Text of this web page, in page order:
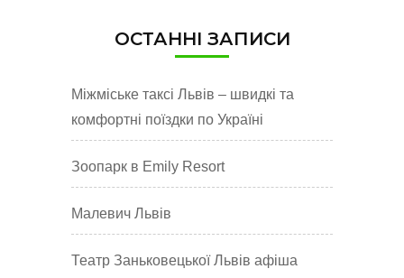
ОСТАННІ ЗАПИСИ
Міжміське таксі Львів – швидкі та
комфортні поїздки по Україні
Зоопарк в Emily Resort
Малевич Львів
Театр Заньковецької Львів афіша